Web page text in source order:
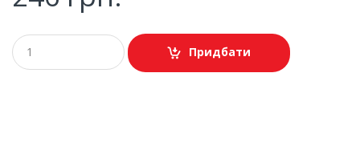
Придбати